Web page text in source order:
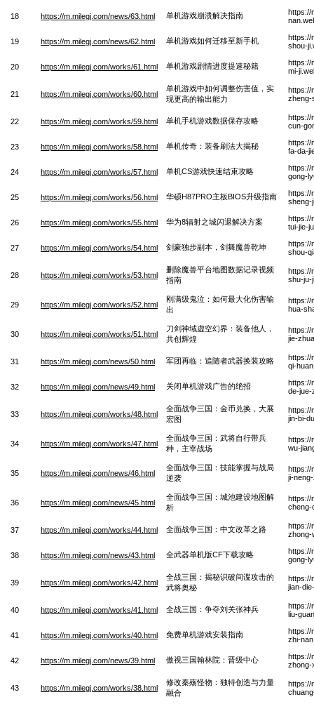
18 https://m.milegj.com/news/63.html 单机游戏崩溃解决指南
https://
19 https://m.milegj.com/news/62.html 单机游戏如何迁移至新手机
https://
shou-
20 https://m.milegj.com/works/61.html 单机游戏剧情进度提速秘籍
https://
mi-
21 https://m.milegj.com/works/60.html
单机游戏中如何调整伤害值，实
现更高的输出能力
https://
zheng-
22 https://m.milegj.com/works/59.html 单机手机游戏数据保存攻略
https://
cun-
23 https://m.milegj.com/works/58.html 单机传奇：装备刷法大揭秘
https://
fa-da-
24 https://m.milegj.com/works/57.html 单机CS游戏快速结束攻略
https://
gong-
25 https://m.milegj.com/works/56.html 华硕H87PRO主板BIOS升级指南
https://
sheng-
26 https://m.milegj.com/works/55.html 华为8辐射之城闪退解决方案
https://
tui-jie-
27 https://m.milegj.com/works/54.html 剑豪独步副本，剑舞魔兽乾坤
https://
shou-
28 https://m.milegj.com/works/53.html
删除魔兽平台地图数据记录视频
指南
https://
shu-ju-
29 https://m.milegj.com/works/52.html
刚满级鬼泣：如何最大化伤害输
出
https://
hua-
30 https://m.milegj.com/works/51.html
刀剑神域虚空幻界：装备他人，
共创辉煌
https://
jie-
31 https://m.milegj.com/news/50.html 军团再临：追随者武器换装攻略
https://
qi-
32 https://m.milegj.com/news/49.html 关闭单机游戏广告的绝招
https://
de-jue-
33 https://m.milegj.com/works/48.html
全面战争三国：金币兑换，大展
宏图
https://
jin-bi-
34 https://m.milegj.com/works/47.html
全面战争三国：武将自行带兵
种，主宰战场
https://
wu-
35 https://m.milegj.com/news/46.html
全面战争三国：技能掌握与战局
逆袭
https://
ji-
36 https://m.milegj.com/news/45.html
全面战争三国：城池建设地图解
析
https://
cheng-
37 https://m.milegj.com/works/44.html 全面战争三国：中文改革之路
https://
zhong-
38 https://m.milegj.com/news/43.html 全武器单机版CF下载攻略
https://
gong-
39 https://m.milegj.com/works/42.html
全战三国：揭秘识破间谍攻击的
武将奥秘
https://
jian-
40 https://m.milegj.com/works/41.html 全战三国：争夺刘关张神兵
https://
liu-
41 https://m.milegj.com/works/40.html 免费单机游戏安装指南
https://
zhi-
42 https://m.milegj.com/news/39.html 傲视三国翰林院：晋级中心
https://
zhong-
43 https://m.milegj.com/works/38.html
修改秦殇怪物：独特创造与力量
融合
https://